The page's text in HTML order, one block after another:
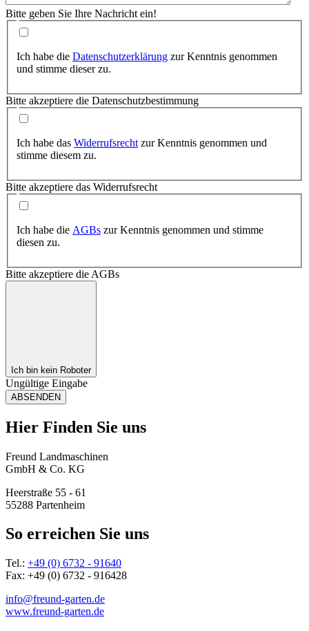
Bitte geben Sie Ihre Nachricht ein!
Ich habe die Datenschutzerklärung zur Kenntnis genommen
und stimme dieser zu.
Bitte akzeptiere die Datenschutzbestimmung
Ich habe das Widerrufsrecht zur Kenntnis genommen und
stimme diesem zu.
Bitte akzeptiere das Widerrufsrecht
Ich habe die AGBs zur Kenntnis genommen und stimme
diesen zu.
Bitte akzeptiere die AGBs
Ich bin kein Roboter
Ungültige Eingabe
ABSENDEN
Hier Finden Sie uns
Freund Landmaschinen
GmbH & Co. KG
Heerstraße 55 - 61
55288 Partenheim
So erreichen Sie uns
Tel.: +49 (0) 6732 - 91640
Fax: +49 (0) 6732 - 916428
info@freund-garten.de
www.freund-garten.de